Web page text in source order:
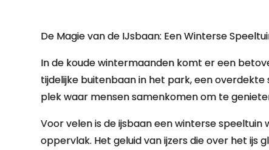
De Magie van de IJsbaan: Een Winterse
In de koude wintermaanden komt er een
tijdelijke buitenbaan in het park, een
plek waar mensen samenkomen om te
Voor velen is de ijsbaan een winterse
oppervlak. Het geluid van ijzers die over het ijs